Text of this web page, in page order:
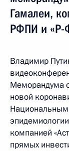
Гамалеи,
РФПИ и «Р-
Владимир
Меморандума
новой
Национальным
компанией
прямых